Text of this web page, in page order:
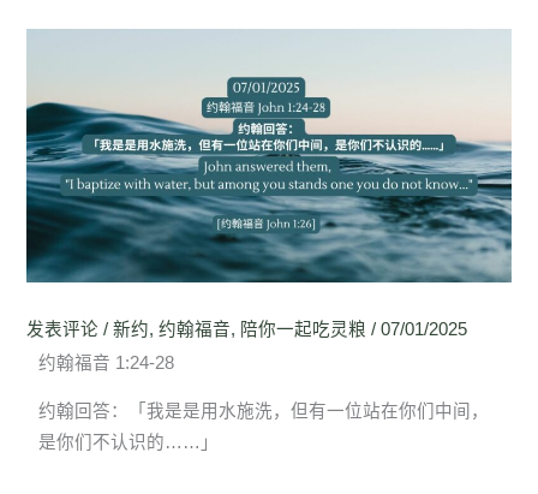
发表评论 /新约,约翰福音, 陪你一起吃灵粮 /07/01/2025
约翰福音 1:24-28
约翰回答：「我是是用水施洗，但有一位站在你们中间，
是你们不认识的……」